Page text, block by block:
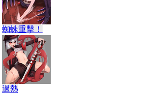
蜘蛛重擊！
過熱